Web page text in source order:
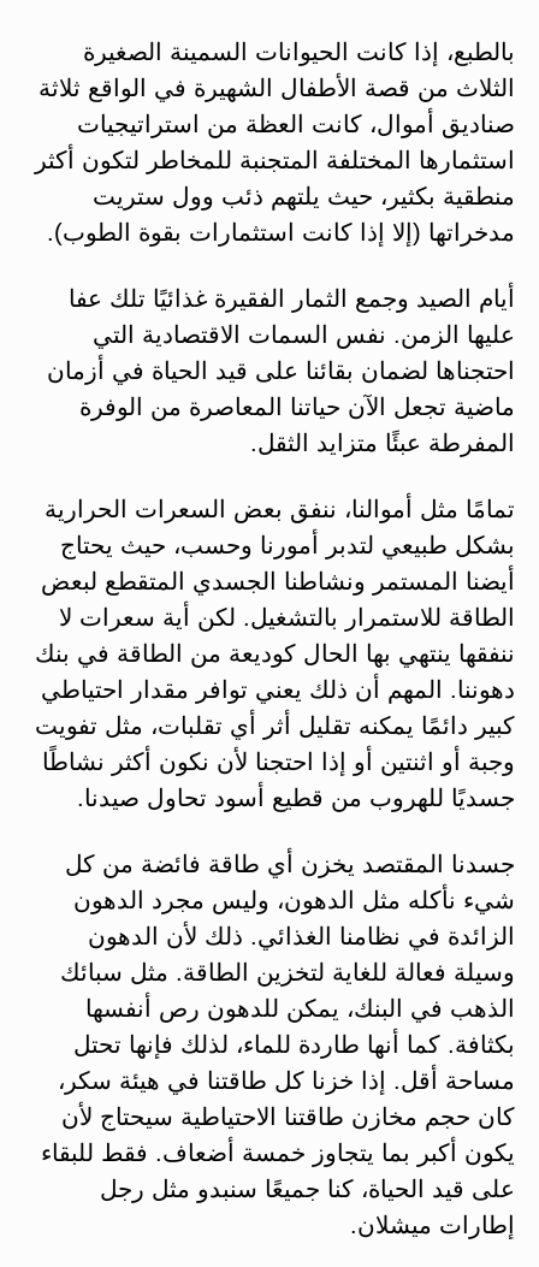
بالطبع، إذا كانت الحيوانات السمينة الصغيرة
الثلاث من قصة الأطفال الشهيرة في الواقع ثلاثة
صناديق أموال، كانت العظة من استراتيجيات
استثمارها المختلفة المتجنبة للمخاطر لتكون أكثر
منطقية بكثير، حيث يلتهم ذئب وول ستريت
مدخراتها (إلا إذا كانت استثمارات بقوة الطوب).
أيام الصيد وجمع الثمار الفقيرة غذائيًا تلك عفا
عليها الزمن. نفس السمات الاقتصادية التي
احتجناها لضمان بقائنا على قيد الحياة في أزمان
ماضية تجعل الآن حياتنا المعاصرة من الوفرة
المفرطة عبئًا متزايد الثقل.
تمامًا مثل أموالنا، ننفق بعض السعرات الحرارية
بشكل طبيعي لتدبر أمورنا وحسب، حيث يحتاج
أيضنا المستمر ونشاطنا الجسدي المتقطع لبعض
الطاقة للاستمرار بالتشغيل. لكن أية سعرات لا
ننفقها ينتهي بها الحال كوديعة من الطاقة في بنك
دهوننا. المهم أن ذلك يعني توافر مقدار احتياطي
كبير دائمًا يمكنه تقليل أثر أي تقلبات، مثل تفويت
وجبة أو اثنتين أو إذا احتجنا لأن نكون أكثر نشاطًا
جسديًا للهروب من قطيع أسود تحاول صيدنا.
جسدنا المقتصد يخزن أي طاقة فائضة من كل
شيء نأكله مثل الدهون، وليس مجرد الدهون
الزائدة في نظامنا الغذائي. ذلك لأن الدهون
وسيلة فعالة للغاية لتخزين الطاقة. مثل سبائك
الذهب في البنك، يمكن للدهون رص أنفسها
بكثافة. كما أنها طاردة للماء، لذلك فإنها تحتل
مساحة أقل. إذا خزنا كل طاقتنا في هيئة سكر،
كان حجم مخازن طاقتنا الاحتياطية سيحتاج لأن
يكون أكبر بما يتجاوز خمسة أضعاف. فقط للبقاء
على قيد الحياة، كنا جميعًا سنبدو مثل رجل
إطارات ميشلان.